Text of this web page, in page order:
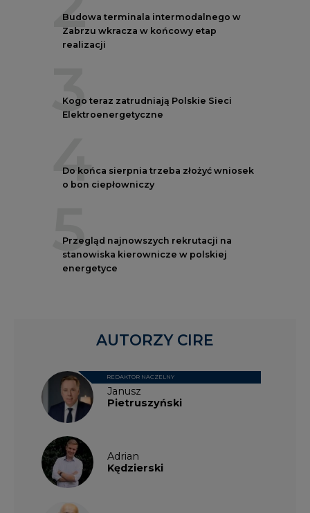
Budowa terminala intermodalnego w
Zabrzu wkracza w końcowy etap
realizacji
3
Kogo teraz zatrudniają Polskie Sieci
Elektroenergetyczne
4
Do końca sierpnia trzeba złożyć wniosek
o bon ciepłowniczy
5
Przegląd najnowszych rekrutacji na
stanowiska kierownicze w polskiej
energetyce
Janusz
Pietruszyński
REDAKTOR NACZELNY
Adrian
Kędzierski
AUTORZY CIRE